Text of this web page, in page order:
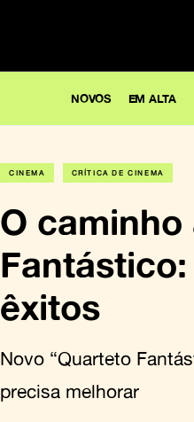
NOVOS EM ALTA
CINEMA CRÍTICA DE CINEMA
O caminho
êxitos
Novo “Quarteto
precisa melhorar